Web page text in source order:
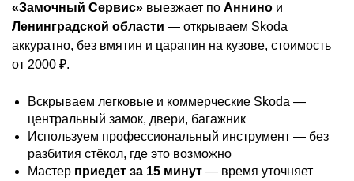
«Замочный Сервис» выезжает по Аннино и
Ленинградской области — открываем Skoda
аккуратно, без вмятин и царапин на кузове, стоимость
от 2000 ₽.
Вскрываем легковые и коммерческие Skoda —
центральный замок, двери, багажник
Используем профессиональный инструмент — без
разбития стёкол, где это возможно
Мастер приедет за 15 минут — время уточняет